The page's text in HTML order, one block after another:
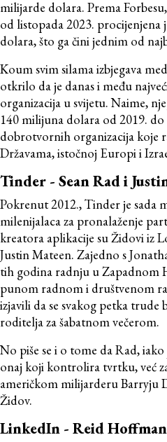
milijarde dolara. Prema
od listopada 2023. procijenjena
dolara, što ga čini jednim od
Koum svim silama izbjegava
otkrilo da je danas i među
organizacija u svijetu. Naime,
140 milijuna dolara od 2019.
dobrotvornih organizacija koje
Državama, istočnoj Europi i
Tinder - Sean Rad i
Pokrenut 2012., Tinder je sada
milenijalaca za pronalaženje
kreatora aplikacije su Židovi iz
Justin Mateen. Zajedno s
tih godina radnju u Zapadnom
punom radnom i društvenom
izjavili da se svakog petka trude
roditelja za šabatnom večerom.
No piše se i o tome da Rad,
onaj koji kontrolira tvrtku, već
američkom milijarderu Barryju
Židov.
LinkedIn - Reid Hoffman